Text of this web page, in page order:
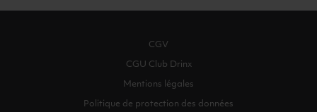
CGV
CGU Club Drinx
Mentions légales
Politique de protection des données